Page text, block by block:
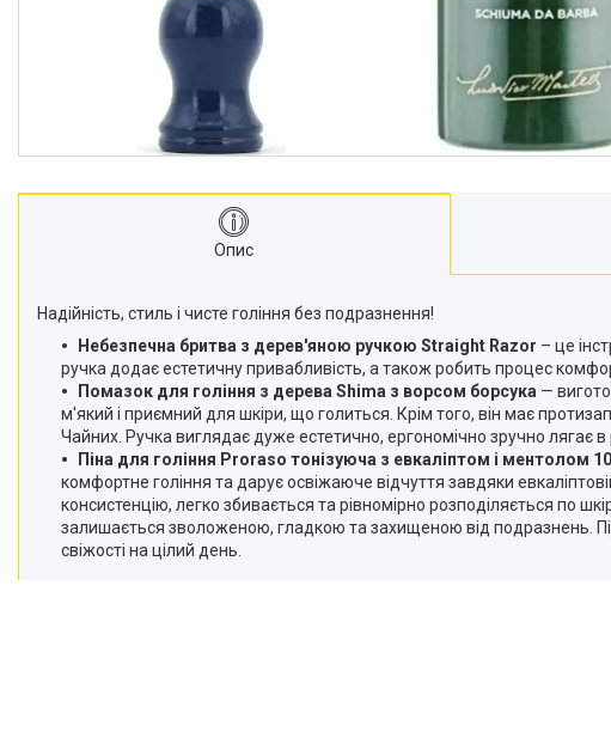
Парфумерія
Жіночі епілятори
Електричні зубні щітки
Про нас
Опис
Надійність, стиль і чисте гоління без подразнення!
Небезпечна бритва з дерев'яною ручкою Straight Razor – це
ручка додає естетичну привабливість, а також робить процес
Помазок для гоління з дерева Shima з ворсом борсука —
м'який і приємний для шкіри, що голиться. Крім того, він має
Чайних. Ручка виглядає дуже естетично, ергономічно зручно лягає
Піна для гоління Proraso тонізуюча з евкаліптом і ментолом
комфортне гоління та дарує освіжаюче відчуття завдяки
консистенцію, легко збивається та рівномірно розподіляється по
залишається зволоженою, гладкою та захищеною від подразнень.
свіжості на цілий день.